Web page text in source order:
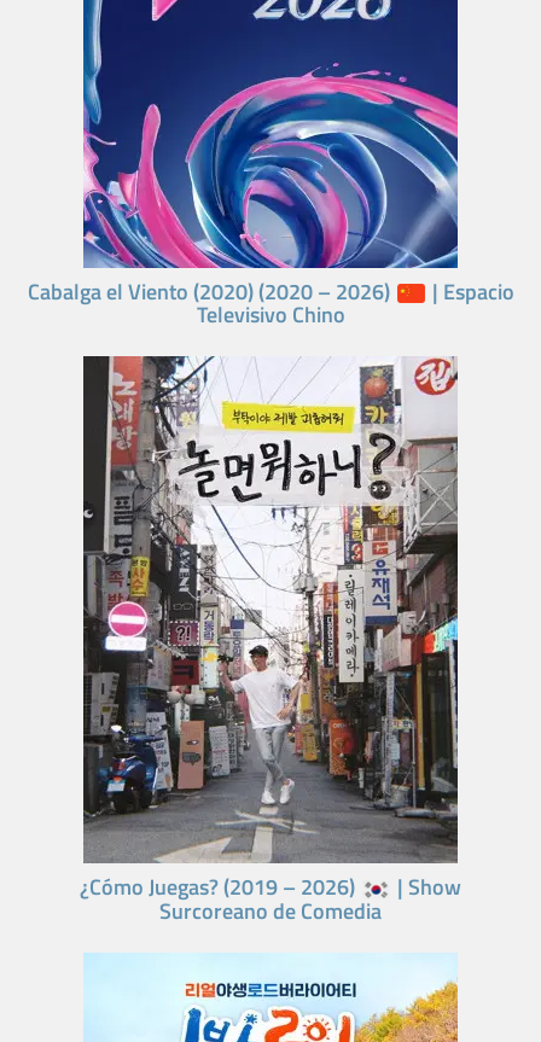
Cabalga el Viento (2020) (2020 – 2026) | Espacio
Televisivo Chino
¿Cómo Juegas? (2019 – 2026) | Show
Surcoreano de Comedia